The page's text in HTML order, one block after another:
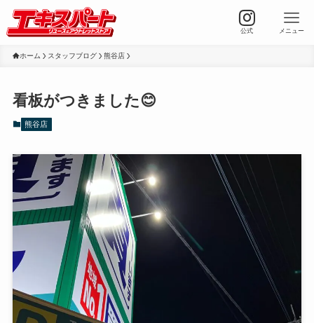
公式 メニュー
ホーム スタッフブログ 熊谷店
看板がつきました😊
熊谷店